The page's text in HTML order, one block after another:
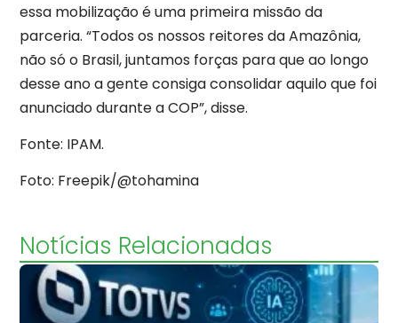
essa mobilização é uma primeira missão da
parceria. “Todos os nossos reitores da Amazônia,
não só o Brasil, juntamos forças para que ao longo
desse ano a gente consiga consolidar aquilo que foi
anunciado durante a COP”, disse.
Fonte: IPAM.
Foto: Freepik/@tohamina
Notícias Relacionadas